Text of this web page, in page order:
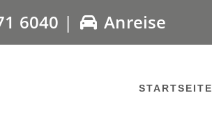
6040 | Anreise
STARTSEITE